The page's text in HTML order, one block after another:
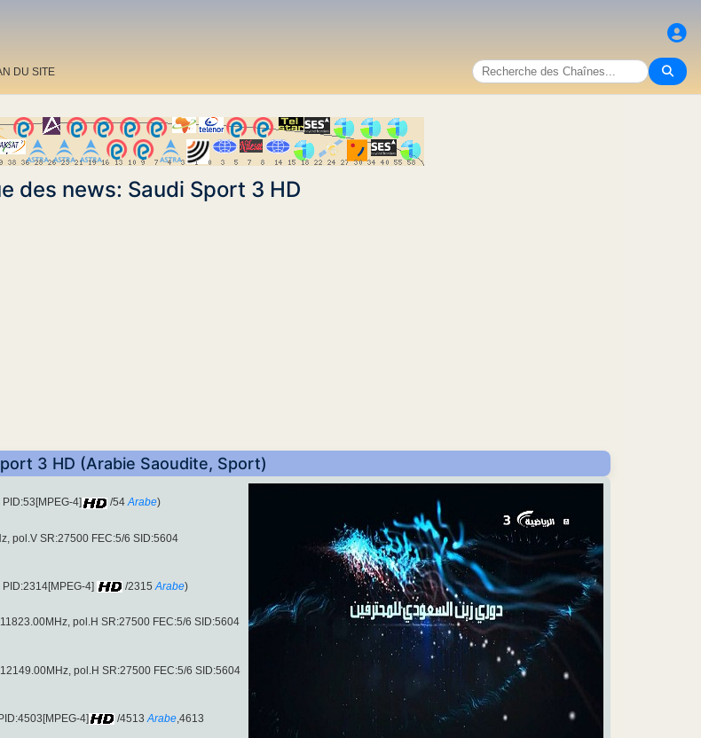
DU SITE
des news: Saudi Sport 3 HD
3 HD (Arabie Saoudite, Sport)
4] /54 Arabe)
pol.V SR:27500 FEC:5/6 SID:5604
4] /2315 Arabe)
pol.H SR:27500 FEC:5/6 SID:5604
pol.H SR:27500 FEC:5/6 SID:5604
4] /4513 Arabe,4613